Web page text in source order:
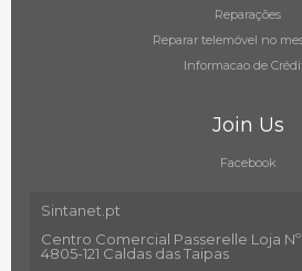
Reparações
Reparar telemóvel no
Informacao de
Join Us
Facebook
Sintanet.pt
Centro Comercial Passerelle Loja Nº
4805-121 Caldas das Taipas